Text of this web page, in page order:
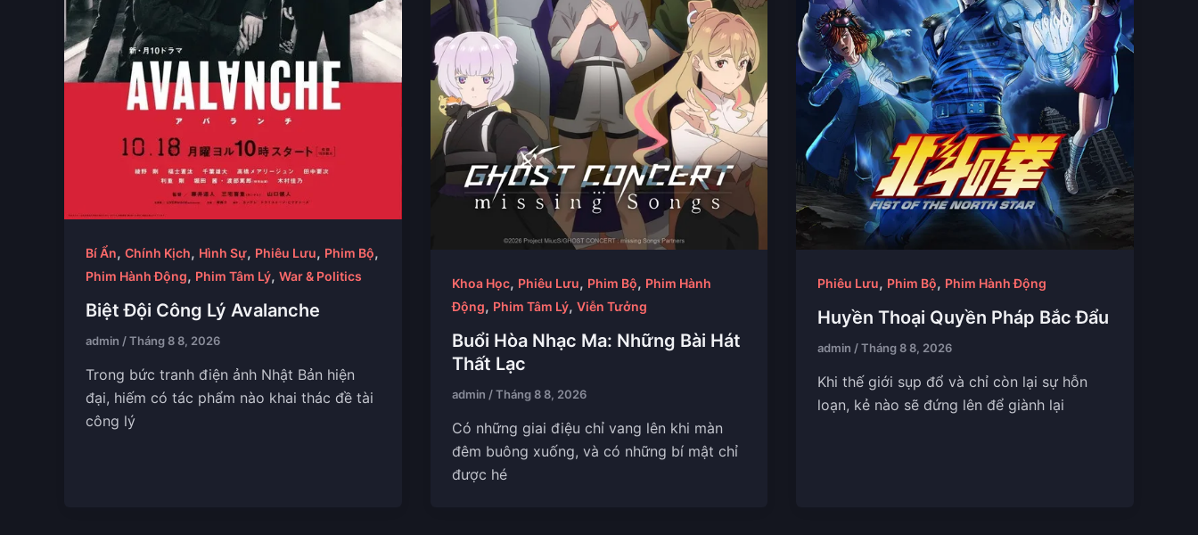
Bí Ẩn, Chính Kịch, Hình Sự, Phiêu Lưu, Phim Bộ,
Phim Hành Động, Phim Tâm Lý, War & Politics
Biệt Đội Công Lý Avalanche
admin /Tháng 8 8, 2026
Trong bức tranh điện ảnh Nhật Bản hiện
đại, hiếm có tác phẩm nào khai thác đề tài
công lý
Khoa Học, Phiêu Lưu, Phim Bộ, Phim Hành
Động, Phim Tâm Lý, Viễn Tưởng
Buổi Hòa Nhạc Ma: Những Bài Hát
Thất Lạc
admin /Tháng 8 8, 2026
Có những giai điệu chỉ vang lên khi màn
đêm buông xuống, và có những bí mật chỉ
được hé
Phiêu Lưu, Phim Bộ, Phim Hành Động
Huyền Thoại Quyền Pháp Bắc Đẩu
admin /Tháng 8 8, 2026
Khi thế giới sụp đổ và chỉ còn lại sự hỗn
loạn, kẻ nào sẽ đứng lên để giành lại